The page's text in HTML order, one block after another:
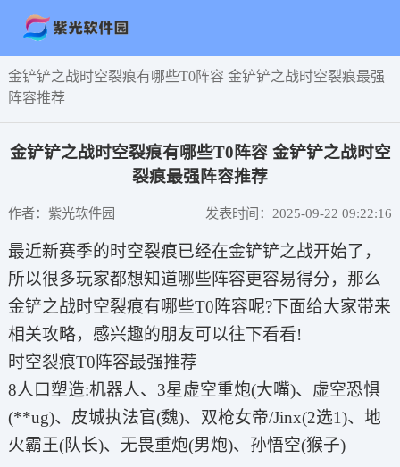
金铲铲之战时空裂痕有哪些T0阵容 金铲铲之战时空裂痕最强
阵容推荐
金铲铲之战时空裂痕有哪些T0阵容 金铲铲之战时空
裂痕最强阵容推荐
作者：紫光软件园 发表时间：2025-09-22 09:22:16
最近新赛季的时空裂痕已经在金铲铲之战开始了，
所以很多玩家都想知道哪些阵容更容易得分，那么
金铲之战时空裂痕有哪些T0阵容呢?下面给大家带来
相关攻略，感兴趣的朋友可以往下看看!
时空裂痕T0阵容最强推荐
8人口塑造:机器人、3星虚空重炮(大嘴)、虚空恐惧
(**ug)、皮城执法官(魏)、双枪女帝/Jinx(2选1)、地
火霸王(队长)、无畏重炮(男炮)、孙悟空(猴子)